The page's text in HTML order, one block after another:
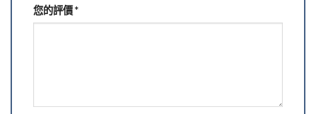
您的評價*